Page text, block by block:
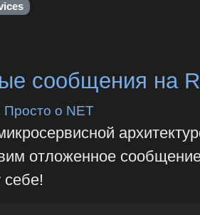
сообщения на
Просто о NET
отложенное
себе!